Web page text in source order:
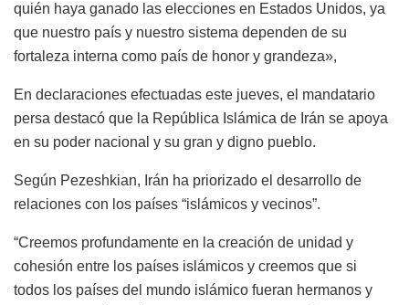
quién haya ganado las elecciones en Estados Unidos, ya
que nuestro país y nuestro sistema dependen de su
fortaleza interna como país de honor y grandeza»,
En declaraciones efectuadas este jueves, el mandatario
persa destacó que la República Islámica de Irán se apoya
en su poder nacional y su gran y digno pueblo.
Según Pezeshkian, Irán ha priorizado el desarrollo de
relaciones con los países “islámicos y vecinos”.
“Creemos profundamente en la creación de unidad y
cohesión entre los países islámicos y creemos que si
todos los países del mundo islámico fueran hermanos y